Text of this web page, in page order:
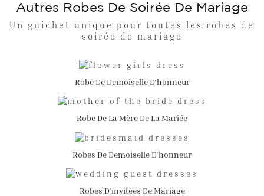
Autres Robes De Soirée De Mariage
Un guichet unique pour toutes les robes de
soirée de mariage
Robe De Demoiselle D'honneur
Robe De La Mère De La Mariée
Robes De Demoiselle D'honneur
Robes D'invitées De Mariage